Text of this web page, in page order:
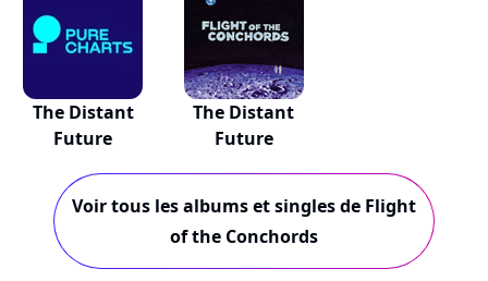
The Distant
Future
The Distant
Future
Voir tous les albums et singles de Flight
of the Conchords